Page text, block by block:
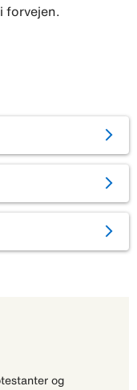
forvejen.
og